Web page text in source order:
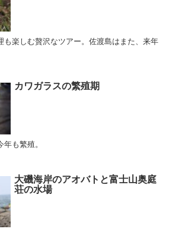
も楽しむ贅沢なツアー。佐渡島はまた、来年
カワガラスの繁殖期
も繁殖。
大磯海岸のアオバトと富士山奥庭
荘の水場